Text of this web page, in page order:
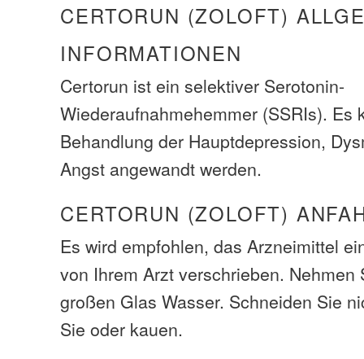
CERTORUN (ZOLOFT)
INFORMATIONEN
Certorun ist ein selektiver Serotonin-
Wiederaufnahmehemmer (SSRIs). Es
Behandlung der Hauptdepression,
Angst angewandt werden.
CERTORUN (ZOLOFT)
Es wird empfohlen, das Arzneimittel
von Ihrem Arzt verschrieben. Nehmen
großen Glas Wasser. Schneiden Sie
Sie oder kauen.